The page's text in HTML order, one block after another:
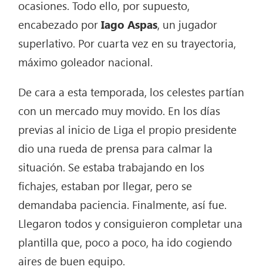
ocasiones. Todo ello, por supuesto,
encabezado porIago Aspas, un jugador
superlativo. Por cuarta vez en su trayectoria,
máximo goleador nacional.
De cara a esta temporada, los celestes partían
con un mercado muy movido. En los días
previas al inicio de Liga el propio presidente
dio una rueda de prensa para calmar la
situación. Se estaba trabajando en los
fichajes, estaban por llegar, pero se
demandaba paciencia. Finalmente, así fue.
Llegaron todos y consiguieron completar una
plantilla que, poco a poco, ha ido cogiendo
aires de buen equipo.